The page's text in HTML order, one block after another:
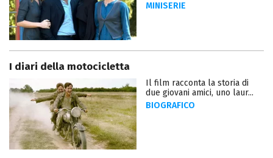
MINISERIE
I diari della motocicletta
Il film racconta la storia di
due giovani amici, uno laur...
BIOGRAFICO